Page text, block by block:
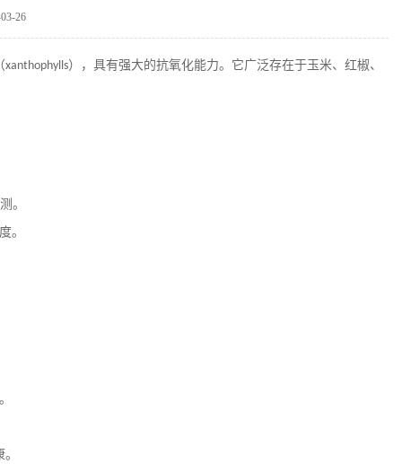
26
xanthophylls），具有强大的抗氧化能力。它广泛存在于玉米、红椒、
。
。